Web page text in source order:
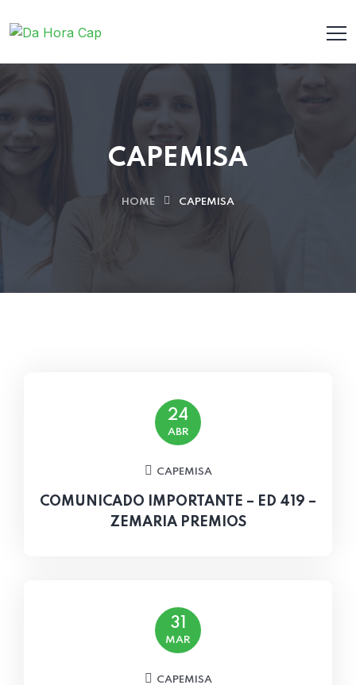
CAPEMISA
HOME CAPEMISA
24
ABR
CAPEMISA
COMUNICADO IMPORTANTE – ED 419 –
ZEMARIA PREMIOS
31
MAR
CAPEMISA